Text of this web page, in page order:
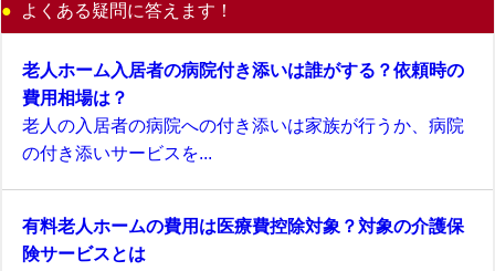
よくある疑問に答えます！
老人ホーム入居者の病院付き添いは誰がする？依頼時の
費用相場は？
老人の入居者の病院への付き添いは家族が行うか、病院
の付き添いサービスを...
有料老人ホームの費用は医療費控除対象？対象の介護保
険サービスとは